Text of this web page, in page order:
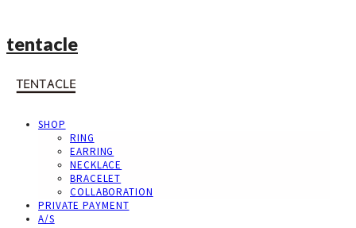
tentacle
SHOP
RING
EARRING
NECKLACE
BRACELET
COLLABORATION
PRIVATE PAYMENT
A/S